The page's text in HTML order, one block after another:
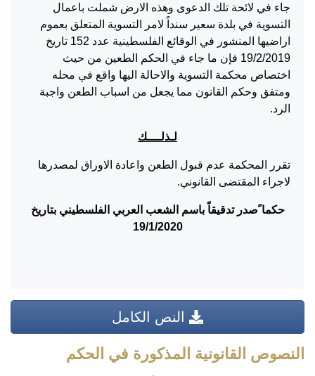
جاء في لائحة تلك الدعوى وهذه الارض شملت باعمال
التسوية في بلدة سعير سنداً لامر التسوية المتعلق بعموم
اراضيها المنشور في الوقائع الفلسطينية عدد 152 تاريخ
19/2/2019 فإن ما جاء في الحكم الطعين من حيث
اختصاص محكمة التسوية والاحالة اليها واقع في محله
ومتفق وحكم القانون مما يجعل من اسباب الطعن واجبة
الرد.
لـذلــــك
تقرر المحكمة عدم قبول الطعن واعادة الاوراق لمصدرها
لاجراء المقتضى القانوني.
حكما ًصدر تدقيقاً باسم الشعب العربي الفلسطيني بتاريخ
19/1/2020
النص الكامل
النصوص القانونية المذكورة في الحكم